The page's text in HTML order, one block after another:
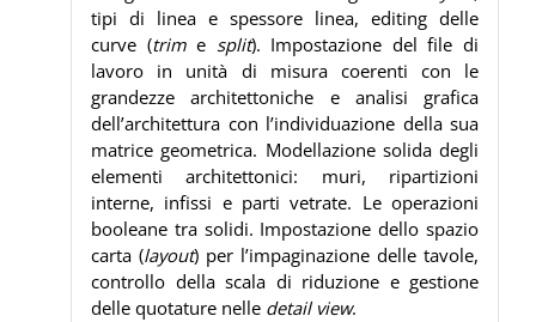
tipi di linea e spessore linea, editing delle
curve (trime split). Impostazione del file di
lavoro in unità di misura coerenti con le
grandezze architettoniche e analisi grafica
dell’architettura con l’individuazione della sua
matrice geometrica. Modellazione solida degli
elementi architettonici: muri, ripartizioni
interne, infissi e parti vetrate. Le operazioni
booleane tra solidi. Impostazione dello spazio
carta (layout) per l’impaginazione delle tavole,
controllo della scala di riduzione e gestione
delle quotature nelle detail view.